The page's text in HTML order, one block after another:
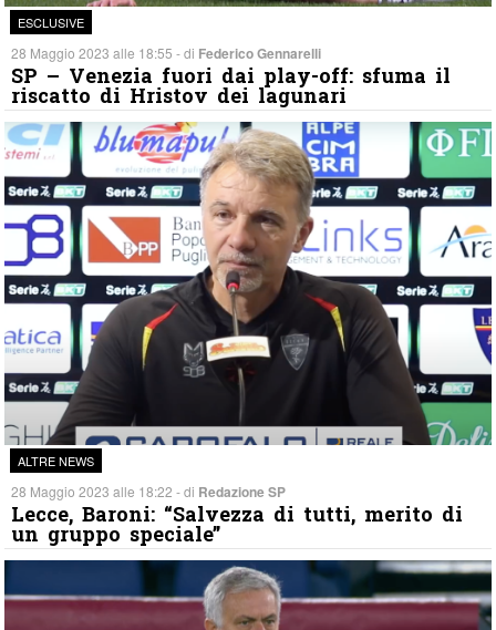
ESCLUSIVE
28 Maggio 2023 alle 18:55 - di Federico Gennarelli
SP – Venezia fuori dai play-off: sfuma il
riscatto di Hristov dei lagunari
ALTRE NEWS
28 Maggio 2023 alle 18:22 - di Redazione SP
Lecce, Baroni: “Salvezza di tutti, merito di
un gruppo speciale”